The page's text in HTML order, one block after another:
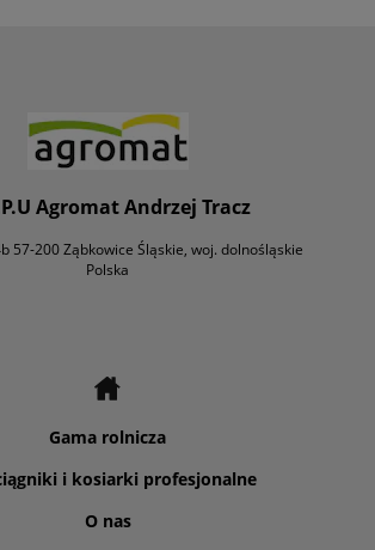
Agromat Andrzej Tracz
57-200 Ząbkowice Śląskie, woj. dolnośląskie
Polska
Gama rolnicza
i kosiarki profesjonalne
O nas